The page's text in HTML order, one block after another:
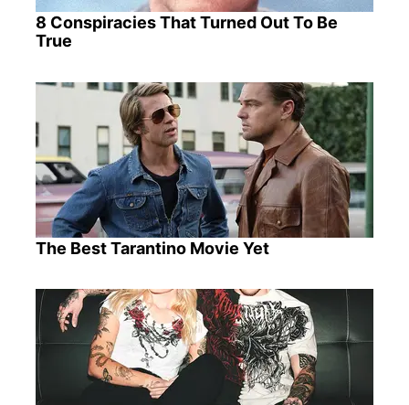
8 Conspiracies That Turned Out To Be
True
The Best Tarantino Movie Yet